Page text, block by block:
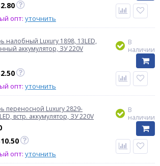
2.80
опт: уточнить
налобный Luxury 1898, 13LED,
аккумулятор, ЗУ 220V
2.50
опт: уточнить
В
наличии
переносной Luxury 2829-
встр. аккумулятор, ЗУ 220V
10.50
опт: уточнить
В
наличии